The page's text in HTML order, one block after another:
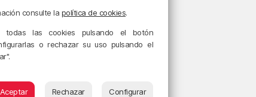
con un
usando una silla
• RADIO POPULAR - HERRI IRRATIA
consulte la política de cookies.
todas las cookies pulsando el botón
o rechazar su uso pulsando el
Aceptar Rechazar Configurar